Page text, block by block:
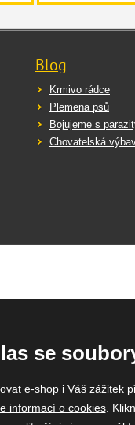
Blog
Krmivo rádce
Plemena psů
Bojujeme s
Chovatelská
se
e-shop i Váš zážitek
informací o cookies.